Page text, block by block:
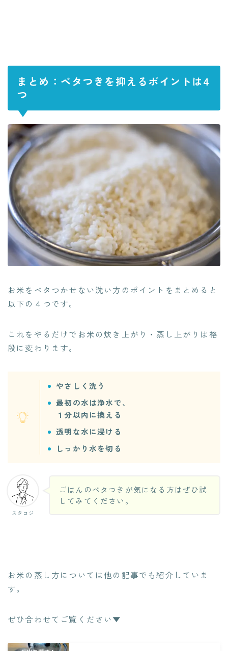
まとめ：ベタつきを抑えるポイントは4
つ
お米をベタつかせない洗い方のポイントをまとめると
以下の４つです。
これをやるだけでお米の炊き上がり・蒸し上がりは格
段に変わります。
やさしく洗う
最初の水は浄水で、
１分以内に換える
透明な水に浸ける
しっかり水を切る
スタコジ
ごはんのベタつきが気になる方はぜひ試
してみてください。
お米の蒸し方については他の記事でも紹介していま
す。
ぜひ合わせてご覧ください▼